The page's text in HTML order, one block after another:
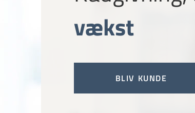
vækst
BLIV KUNDE